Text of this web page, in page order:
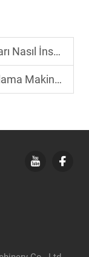
Risklerini Azaltır?
Nasıl Farklılaşır?